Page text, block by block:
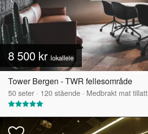
8 500 kr lokalleie
Tower Bergen - TWR fellesområde
50seter · 120stående · Medbrakt mat tillatt